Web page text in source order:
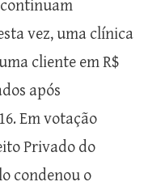
vez, uma clínica
cliente em R$
após
Em votação
Privado do
condenou o